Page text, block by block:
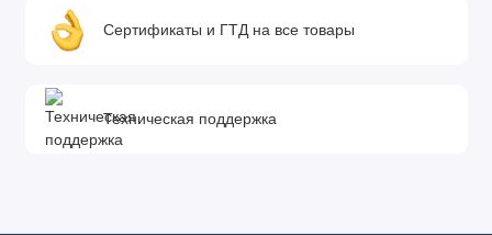
Сертификаты и ГТД на все товары
Техническая поддержка